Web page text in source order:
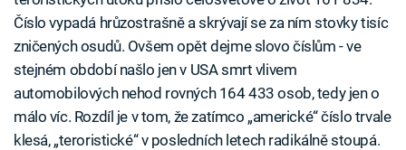
Číslo vypadá hrůzostrašně a skrývají se za ním stovky tisíc
zničených osudů. Ovšem opět dejme slovo číslům - ve
stejném období našlo jen v USA smrt vlivem
automobilových nehod rovných 164 433 osob, tedy jen o
málo víc. Rozdíl je v tom, že zatímco „americké“ číslo trvale
klesá, „teroristické“ v posledních letech radikálně stoupá.